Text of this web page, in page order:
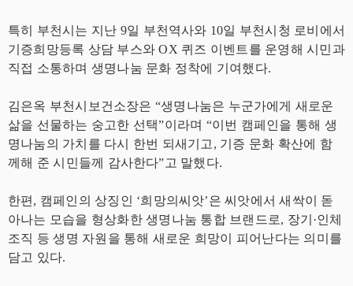
특히 부천시는 지난 9일 부천역사와 10일 부천시청 로비에서
기증희망등록 상담 부스와 OX 퀴즈 이벤트를 운영해 시민과
직접 소통하며 생명나눔 문화 정착에 기여했다.
김은옥 부천시보건소장은 “생명나눔은 누군가에게 새로운
삶을 선물하는 숭고한 선택”이라며 “이번 캠페인을 통해 생
명나눔의 가치를 다시 한번 되새기고, 기증 문화 확산에 함
께해 준 시민들께 감사한다”고 말했다.
한편, 캠페인의 상징인 ‘희망의씨앗’은 씨앗에서 새싹이 돋
아나는 모습을 형상화한 생명나눔 통합 브랜드로, 장기·인체
조직 등 생명 자원을 통해 새로운 희망이 피어난다는 의미를
담고 있다.